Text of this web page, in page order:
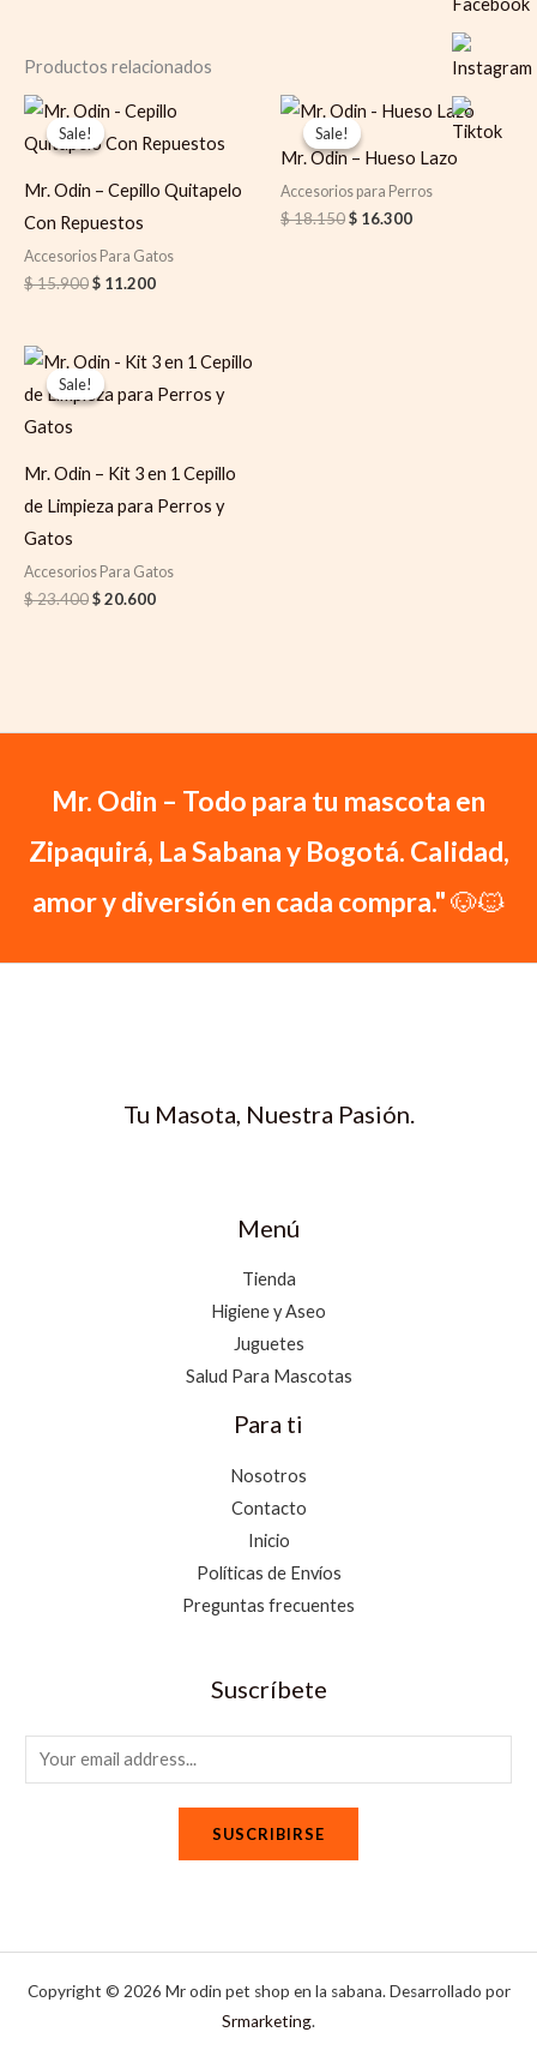
Productos relacionados
Sale!
Sale!
Mr. Odin – Cepillo Quitapelo
Con Repuestos
Accesorios Para Gatos
$15.900
Original
price
was:
$ 11.200
Current
price
is:
Sale!
Sale!
Mr. Odin – Hueso Lazo
Accesorios para Perros
$18.150
Original
price
was:
$ 18.150.
$ 16.300
Current
price
$ 16.300.
Sale!
Sale!
Mr. Odin – Kit 3 en 1 Cepillo
de Limpieza para Perros y
Gatos
Accesorios Para Gatos
$23.400
Original
price
was:
$20.600
Current
price
is:
Mr. Odin – Todo para tu mascota en
Zipaquirá, La Sabana y Bogotá. Calidad,
amor y diversión en cada compra."🐶🐱
Tu Masota, Nuestra Pasión.
Menú
Tienda
Higiene y Aseo
Juguetes
Salud Para Mascotas
Para ti
Nosotros
Contacto
Inicio
Políticas de Envíos
Preguntas frecuentes
Suscríbete
m
SUSCRIBIRSE
Copyright © 2026 Mr odin pet shop en la sabana. Desarrollado por
Srmarketing.